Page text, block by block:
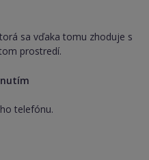
sa vďaka tomu zhoduje s
prostredí.
telefónu.